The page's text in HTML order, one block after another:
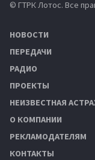
© ГТРК Лотос. Все
НОВОСТИ
ПЕРЕДАЧИ
РАДИО
ПРОЕКТЫ
НЕИЗВЕСТНАЯ
О КОМПАНИИ
РЕКЛАМОДАТЕЛЯМ
КОНТАКТЫ